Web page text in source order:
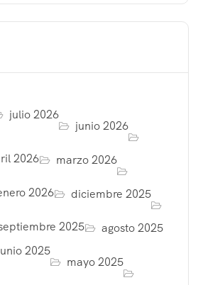
julio 2026
junio 2026
2026 marzo 2026
2026 diciembre 2025
2025
agosto 2025
2025
mayo 2025